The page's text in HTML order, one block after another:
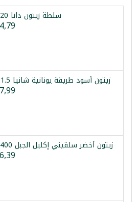
سلطة زيتون دانا 720غ
زيتون أسود طريقة يونانية شانيا 1.5كغ
زيتون أخضر سلقيني إكليل الجبل 1400غ